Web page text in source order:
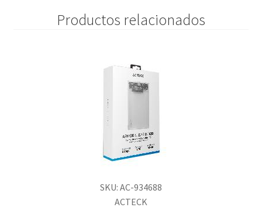
Productos relacionados
SKU: AC-934688
ACTECK